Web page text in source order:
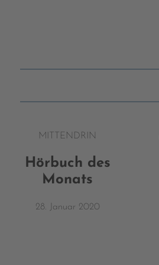
MITTENDRIN
Hörbuch des
Monats
28. Januar 2020